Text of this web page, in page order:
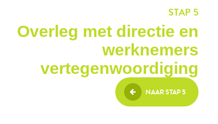
Overleg met directie en
werknemers
vertegenwoordiging
STAP 5
NAAR STAP 5